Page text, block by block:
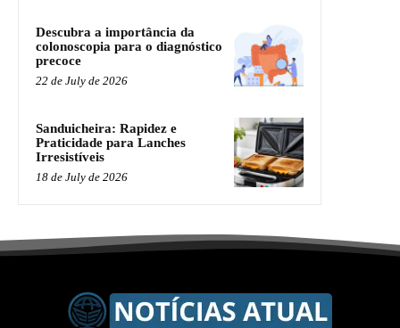
Descubra a importância da
colonoscopia para o diagnóstico
precoce
22 de July de 2026
Sanduicheira: Rapidez e
Praticidade para Lanches
Irresistíveis
18 de July de 2026